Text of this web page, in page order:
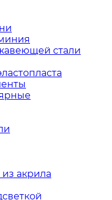
стали
акрила